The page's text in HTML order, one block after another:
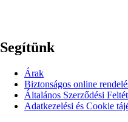
Segítünk
Árak
Biztonságos online
Általános Szerződési
Adatkezelési és Cookie